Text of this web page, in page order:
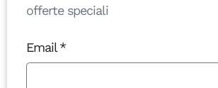
offerte speciali
Email